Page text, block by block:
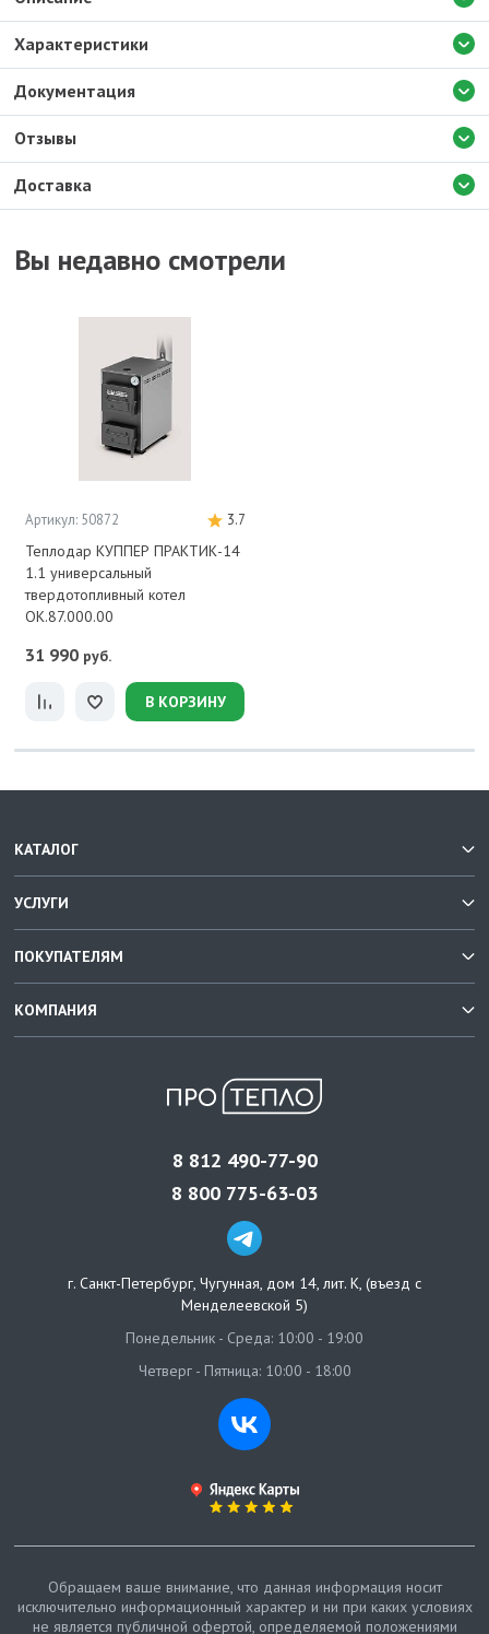
Доставка
Характеристики
Документация
Отзывы
Вы недавно смотрели
Артикул: 50872 3.7
Теплодар КУППЕР ПРАКТИК-14
1.1 универсальный
твердотопливный котел
ОК.87.000.00
31 990 руб.
В КОРЗИНУ
КАТАЛОГ
УСЛУГИ
ПОКУПАТЕЛЯМ
КОМПАНИЯ
8 812 490-77-90
8 800 775-63-03
г. Санкт-Петербург, Чугунная, дом 14, лит. К, (въезд с
Менделеевской 5)
Понедельник - Среда: 10:00 - 19:00
Четверг - Пятница: 10:00 - 18:00
Обращаем ваше внимание, что данная информация носит
исключительно информационный характер и ни при каких условиях
не является публичной офертой, определяемой положениями